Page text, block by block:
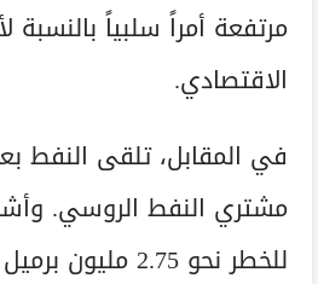
مرتفعة أمراً سلبياً
الاقتصادي.
مشتري النفط الروسي.
للخطر نحو